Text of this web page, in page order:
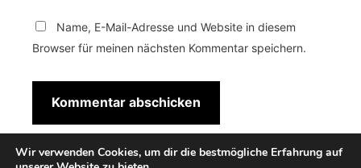
Name, E-Mail-Adresse und Website in diesem
Browser für meinen nächsten Kommentar speichern.
Wir verwenden Cookies, um dir die bestmögliche Erfahrung auf